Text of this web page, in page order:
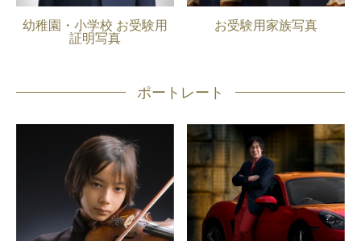
幼稚園・小学校 お受験用
証明写真
お受験用家族写真
ポートレート